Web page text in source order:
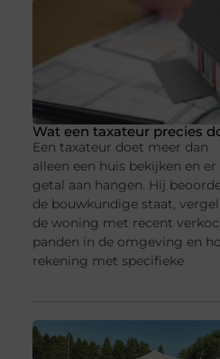
Wat een taxateur precies
Een taxateur doet meer dan
alleen een huis bekijken en er
getal aan hangen. Hij
de bouwkundige staat,
de woning met recent
panden in de omgeving en
rekening met specifieke